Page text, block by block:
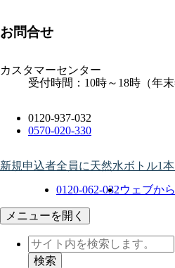
お問合せ
カスタマーセンター
受付時間：10時～18時（年末
0120-937-032
0570-020-330
新規申込者全員に天然水ボトル1本
0120-062-032ウェブか
メニューを開く